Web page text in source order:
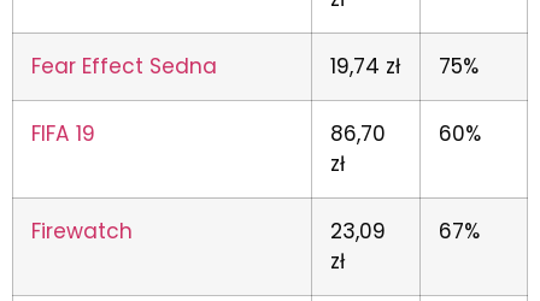
Fear Effect Sedna 19,74 zł 75%
FIFA 19
86,70
zł
60%
Firewatch
23,09
zł
67%